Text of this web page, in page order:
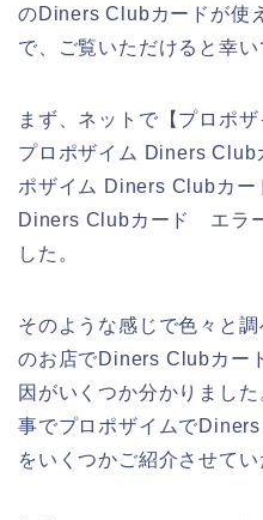
のDiners Clubカードが使
で、ご覧いただけると幸い
まず、ネットで【プロポ
プロポザイム Diners
ポザイム Diners Clubカ
Diners Clubカード エラ
した。
そのような感じで色々と
のお店でDiners Clubカー
因がいくつか分かりまし
事でプロポザイムで
をいくつかご紹介させてい